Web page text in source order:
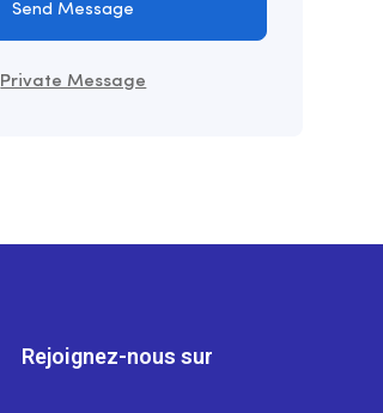
Send Message
Private Message
Rejoignez-nous sur